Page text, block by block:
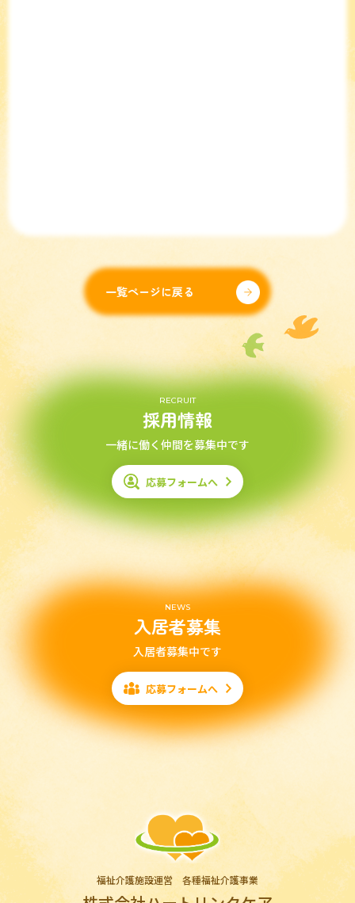
一覧ページに戻る
RECRUIT
採用情報
一緒に働く仲間を募集中です
応募フォームへ
NEWS
入居者募集
入居者募集中です
応募フォームへ
福祉介護施設運営 各種福祉介護事業